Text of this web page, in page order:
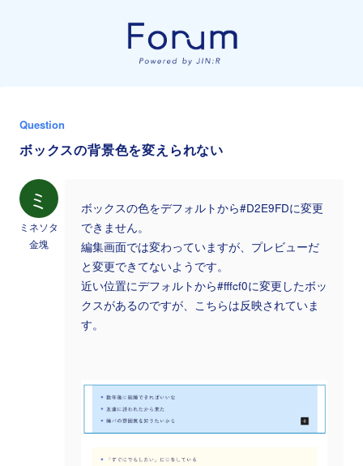
Question
ボックスの背景色を変えられない
ミ
ミネソタ
金塊
ボックスの色をデフォルトから#D2E9FDに変更
できません。
編集画面では変わっていますが、プレビューだ
と変更できてないようです。
近い位置にデフォルトから#fffcf0に変更したボッ
クスがあるのですが、こちらは反映されていま
す。